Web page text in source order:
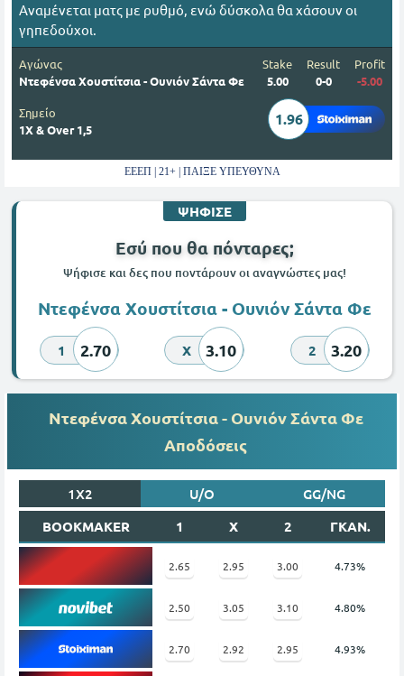
Αναμένεται ματς με ρυθμό, ενώ δύσκολα θα χάσουν οι
γηπεδούχοι.
Αγώνας
Ντεφένσα Xουστίτσια - Ουνιόν Σάντα Φε
Stake
5.00
Result
0-0
Profit
-5.00
Σημείο
1Χ & Over 1,5
1.96
ΕΕΕΠ | 21+ | ΠΑΙΞΕ ΥΠΕΥΘΥΝΑ
ΨΗΦΙΣΕ
Εσύ που θα πόνταρες;
Ψήφισε και δες που ποντάρουν οι αναγνώστες μας!
Ντεφένσα Xουστίτσια - Ουνιόν Σάντα Φε
1 2.70 X 3.10 2 3.20
Ντεφένσα Xουστίτσια - Ουνιόν Σάντα Φε
Αποδόσεις
1X2 U/O
GG/NG
BOOKMAKER
1 X 2 ΓΚΑΝ.
2.65 2.95 3.00 4.73%
2.50 3.05 3.10 4.80%
2.70 2.92 2.95 4.93%